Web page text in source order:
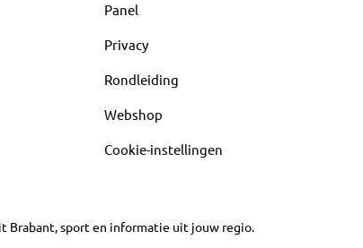
Panel
Privacy
Rondleiding
Webshop
Cookie-instellingen
Brabant, sport en informatie uit jouw regio.